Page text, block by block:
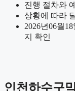
진행 절차와
상황에 따라
2026년06월
지 확인
인천하수구